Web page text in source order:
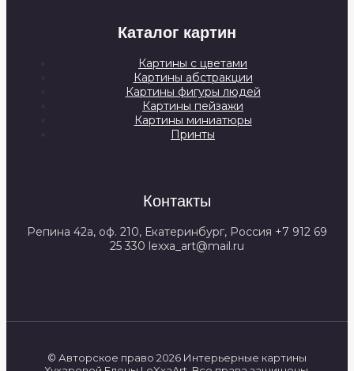
Каталог картин
Картины с цветами
Картины абстракции
Картины фигуры людей
Картины пейзажи
Картины миниатюры
Принты
Контакты
Репина 42а, оф. 210, Екатеринбург, Россия +7 912 69
25 330 lexxa_art@mail.ru
© Авторское право 2026 Интерьерные картины